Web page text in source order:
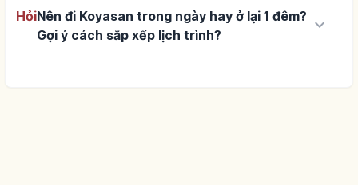
HỏiNên đi Koyasan trong ngày hay ở lại 1 đêm?
Gợi ý cách sắp xếp lịch trình?
keyboard_arrow_down